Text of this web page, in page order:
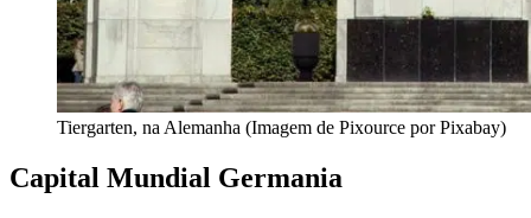
Tiergarten, na Alemanha (Imagem de Pixource por Pixabay)
Capital Mundial Germania